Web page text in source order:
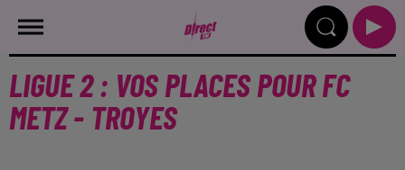
LIGUE 2 : VOS PLACES POUR FC
METZ - TROYES